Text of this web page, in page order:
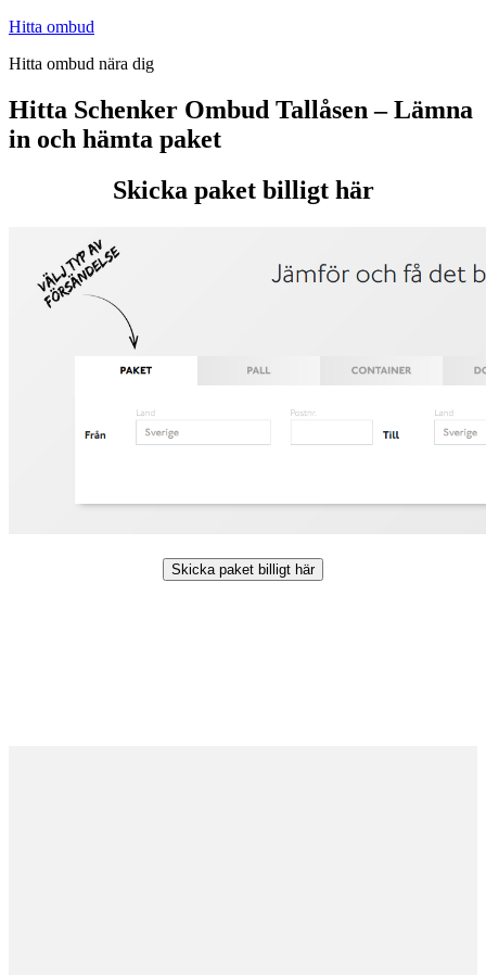
Hoppa
innehåll
Hitta ombud
Hitta ombud nära dig
Hitta Schenker Ombud Tallåsen – Lämna
in och hämta paket
Skicka paket billigt här
Skicka paket billigt här